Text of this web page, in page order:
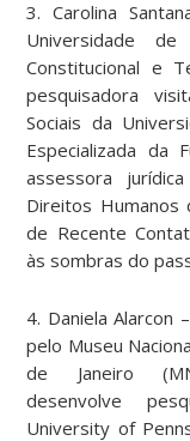
3. Carolina
Universidade
Constitucional e
pesquisadora
Sociais da
Especializada da
assessora
Direitos Humanos
de Recente
às sombras do
4. Daniela Alarcon
pelo Museu
de Janeiro
desenvolve
University of